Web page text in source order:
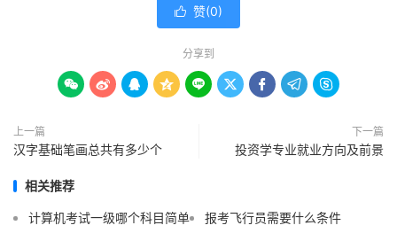
 赞(0)
分享到
        
上一篇
汉字基础笔画总共有多少个
下一篇
投资学专业就业方向及前景
相关推荐
计算机考试一级哪个科目简单
报考飞行员需要什么条件